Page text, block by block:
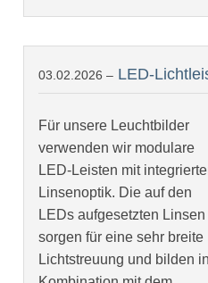
03.02.2026 – LED-
Für unsere Leuchtbilder
verwenden wir modulare
LED-Leisten mit
Linsenoptik. Die auf den
LEDs aufgesetzten Linsen
sorgen für eine sehr breite
Lichtstreuung und bilden in